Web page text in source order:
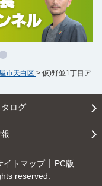
市天白区 > 仮)野並1丁目ア
ログ
イトマップ
PC版
reserved.